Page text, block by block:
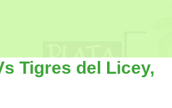
Tigres del Licey,